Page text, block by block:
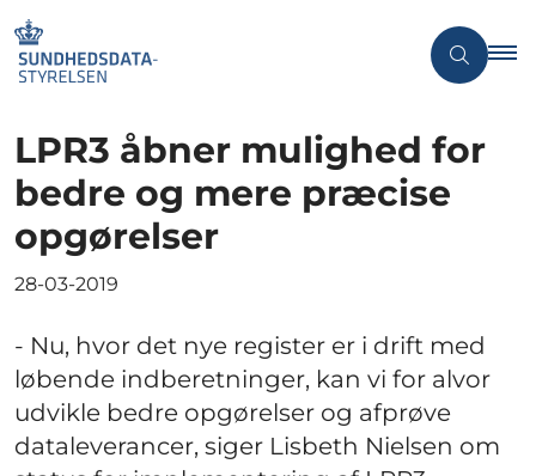
LPR3 åbner mulighed for
bedre og mere præcise
opgørelser
28-03-2019
- Nu, hvor det nye register er i drift med
løbende indberetninger, kan vi for alvor
udvikle bedre opgørelser og afprøve
dataleverancer, siger Lisbeth Nielsen om